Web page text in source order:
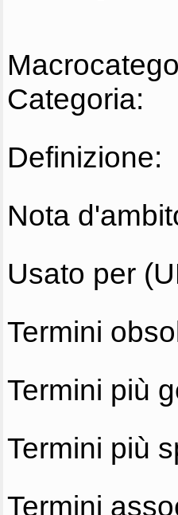
Categoria:
Definizione:
Nota
Usato per
Termini
Termini più
Termini più
Termini